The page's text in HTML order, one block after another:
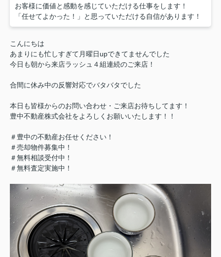
お客様に価値と感動を感じていただける仕事をします！
「任せてよかった！」と思っていただける自信があります！
こんにちは
あまりにも忙しすぎて月曜日upできてませんでした
今日も朝から来店ラッシュ４組連続のご来店！
合間に休み中の反響対応でバタバタでした
本日も皆様からのお問い合わせ・ご来店お待ちしてます！
豊中不動産株式会社をよろしくお願いいたします！！
＃豊中の不動産お任せください！
＃売却物件募集中！
＃無料相談受付中！
＃無料査定実施中！